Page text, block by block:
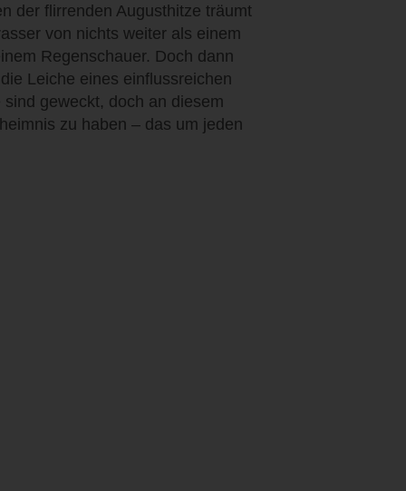
der flirrenden Augusthitze träumt
von nichts weiter als einem
Regenschauer. Doch dann
Leiche eines einflussreichen
geweckt, doch an diesem
zu haben – das um jeden